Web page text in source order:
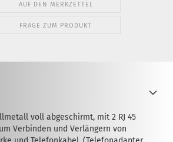
AUF DEN MERKZETTEL
FRAGE ZUM PRODUKT
voll abgeschirmt, mit 2 RJ 45
Verbinden und Verlängern von